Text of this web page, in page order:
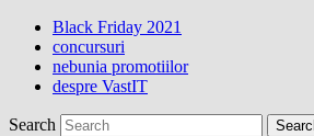
Black Friday 2021
concursuri
nebunia promotiilor
despre VastIT
Search